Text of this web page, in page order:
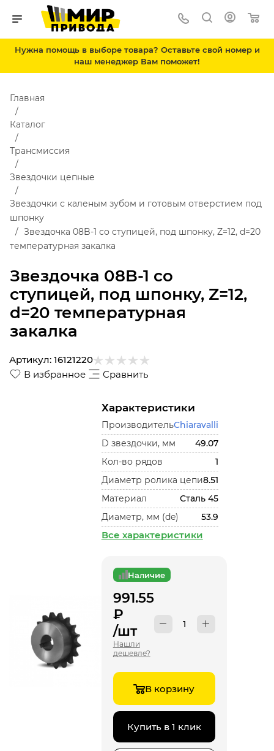
Нужна помощь в выборе товара? Оставьте свой номер и
наш менеджер Вам поможет!
Звездочка 08B-1 со
ступицей, под шпонку, Z=12,
d=20 температурная
закалка
Главная
Каталог
Трансмиссия
Звездочки цепные
Звездочки с каленым зубом и готовым отверстием под
шпонку
Звездочка 08B-1 со ступицей, под шпонку, Z=12, d=20
температурная закалка
В избранное Сравнить
Артикул: 16121220
Характеристики
ПроизводительChiaravalli
D звездочки, мм
49.07
Кол-во рядов
1
Диаметр ролика цепи8.51
Материал
Сталь 45
Диаметр, мм (de)
53.9
Все характеристики
Наличие
991.55
₽
/шт
Нашли
дешевле?
В корзину
Купить в 1 клик